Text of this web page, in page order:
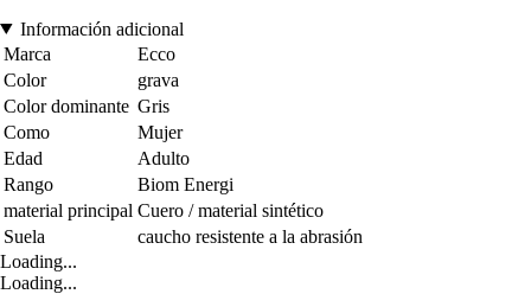
Información adicional
Marca
Ecco
Color
grava
Color dominante Gris
Como
Mujer
Edad
Adulto
Rango
Biom Energi
material principal Cuero / material sintético
Suela
caucho resistente a la abrasión
Loading...
Loading...